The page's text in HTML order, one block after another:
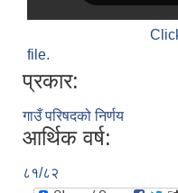
file.
प्रकार:
गाउँ परिषदको निर्णय
आर्थिक वर्ष:
८१/८२